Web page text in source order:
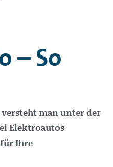
– So
man unter der
Elektroautos
Ihre